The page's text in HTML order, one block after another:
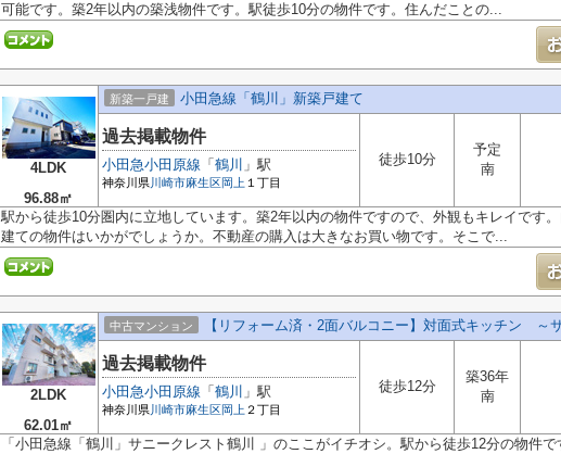
可能です。築2年以内の築浅物件です。駅徒歩10分の物件です。住んだことの...
4LDK
96.88㎡
新築一戸建 小田急線「鶴川」新築戸建て
過去掲載物件
小田急小田原線 「 鶴川 」駅
神奈川県川崎市麻生区 岡上 １丁目
徒歩10分
予定
南
駅から徒歩10分圏内に立地しています。築2年以内の物件ですので、外観もキレイです
建ての物件はいかがでしょうか。不動産の購入は大きなお買い物です。そこで...
2LDK
62.01㎡
中古マンション 【リフォーム済・2面バルコニー】対面式キッチン ～
過去掲載物件
小田急小田原線 「 鶴川 」駅
神奈川県川崎市麻生区 岡上 ２丁目
徒歩12分
築36年
南
「小田急線「鶴川」サニークレスト鶴川 」のここがイチオシ。駅から徒歩12分の物件